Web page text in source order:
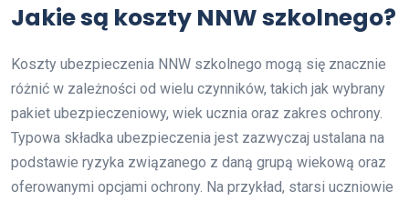
Jakie są koszty NNW szkolnego?
Koszty ubezpieczenia NNW szkolnego mogą się znacznie
różnić w zależności od wielu czynników, takich jak wybrany
pakiet ubezpieczeniowy, wiek ucznia oraz zakres ochrony.
Typowa składka ubezpieczenia jest zazwyczaj ustalana na
podstawie ryzyka związanego z daną grupą wiekową oraz
oferowanymi opcjami ochrony. Na przykład, starsi uczniowie